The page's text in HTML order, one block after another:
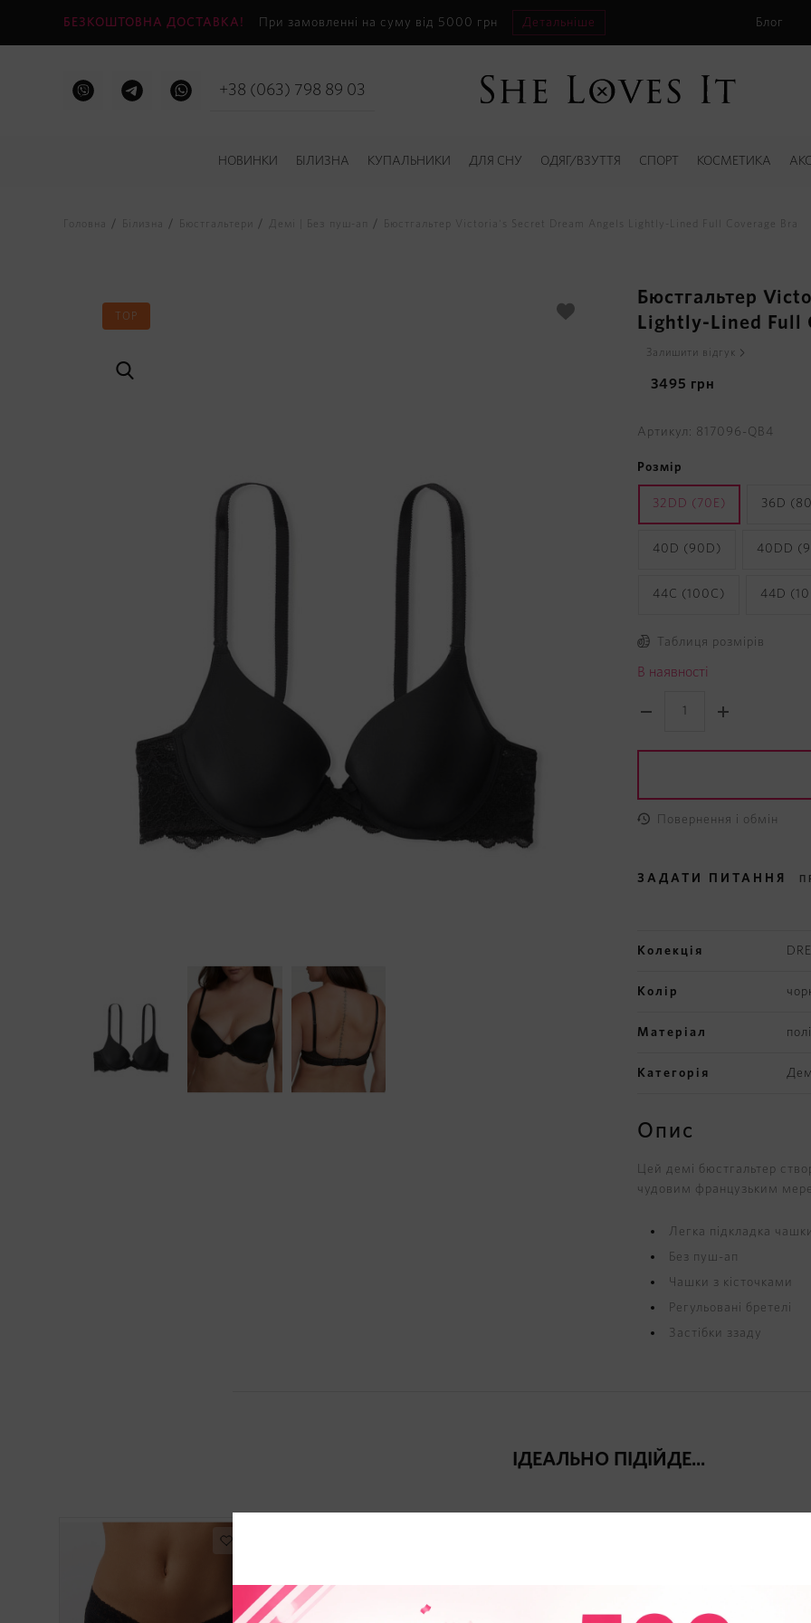
+38 (063) 798 89 03
БЕЗКОШТОВНА ДОСТАВКА! При замовленні на суму від 5000 грн Детальніше Блог
НОВИНКИ БІЛИЗНА КУПАЛЬНИКИ ДЛЯ СНУ ОДЯГ/ВЗУТТЯ СПОРТ КОСМЕТИКА
Головна Білизна Бюстгальтери Демі | Без пуш-ап Бюстгальтер Victoria's Secret Dream Angels Lightly-Lined Full Coverage Bra
TOP
Бюстгальтер
Lightly-Lined Full
Залишити відгук
3495 грн
Артикул: 817096-QB4
Розмір
32DD (70E) 36D
40D (90D) 40DD
44C (100C) 44D
Таблиця розмірів
В наявності
Повернення і обмін
ЗАДАТИ ПИТАННЯ
Колекція
Колір
Матеріал
Категорія
Опис
Цей демі бюстгальтер
чудовим французьким
Легка підкладка
Без пуш-ап
Чашки з кісточками
Регульовані бретелі
Застібки ззаду
ІДЕАЛЬНО ПІДІЙДЕ...